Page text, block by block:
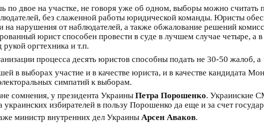
по двое на участке, не говоря уже об одном, выборы можно
без слаженной работы юридической команды. Юристы
на нарушения от наблюдателей, а также обжалование решений
юрист способен провести в суде в лучшем случае четыре,
оргтехника и т.п.
процесса десять юристов способны подать не 30-50 жалоб,
в выборах участие и в качестве юриста, и в качестве кандидата
симпатий к выборам.
сомнения, у президента Украины Петра Порошенко. Украинские
избирателей в пользу Порошенко да еще и за счет
министр внутренних дел Украины Арсен Аваков.